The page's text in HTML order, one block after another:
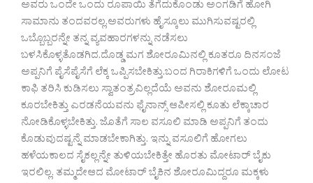
ಅವರು ಒಂದೇ ಒಂದು ರೂಪಾಯಿ ತೆಗೆದುಕೊಂಡು ಅಂಗಡಿಗೆ ಹೋಗಿ
ಸಾಮಾನು ತಂದವರಲ್ಲ.ಅವರುಗಳು ಹೈಸ್ಕೂಲು ಮುಗಿಸುವಷ್ಟರಲ್ಲಿ
ಒಬ್ಬೊಬ್ಬರನ್ನೇ ತನ್ನ ವ್ಯವಹಾರಗಳನ್ನು ನಡೆಸಲು
ಬಳಸಿಕೊಳ್ಳತೊಡಗಿದ.ದೊಡ್ಡ ಮಗ ಶೋರೂಮಿನಲ್ಲಿ ಕೂತರೂ ದಿನಸಂಜೆ
ಅಪ್ಪನಿಗೆ ಪೈಸೆಪೈಸೆಗೆ ಲೆಕ್ಕ ಒಪ್ಪಿಸಬೇಕಿತ್ತು.ಬಂದ ಗಿರಾಕಿಗಳಿಗೆ ಒಂದು ಲೋಟ
ಕಾಫಿ ತರಿಸಿ ಕುಡಿಸಲು ಸ್ವಾತಂತ್ರವಿಲ್ಲದೆಯೆ ಅವನು ಶೋರೂಮಲ್ಲಿ
ಕೂರಬೇಕಿತ್ತು ಎರಡನೆಯವನು ಫೈನಾನ್ಸ್ ಆಪೀಸಲ್ಲಿ ಕೂತು ಲೆಕ್ಕಾಚಾರ
ನೋಡಿಕೊಳ್ಳಬೇಕಿತ್ತು. ಜೊತೆಗೆ ಸಾಲ ವಸೂಲಿ ಮಾಡಿ ಅಪ್ಪನಿಗೆ ತಂದು
ಕೊಡುವುದಷ್ಟನ್ನೆ ಮಾಡಬೇಕಾಗಿತ್ತು. ಇನ್ನು ವಸೂಲಿಗೆ ಹೋಗಲು
ಹಳೆಯಕಾಲದ ಸೈಕಲ್ಲನ್ನೇ ತುಳಿಯಬೇಕಿತ್ತೇ ಹೊರತು ಮೋಟಾರ್ ಬೈಕು
ಇರಲಿಲ್ಲ. ತಮ್ಮದೇಆದ ಮೋಟಾರ್ ಬೈಕಿನ ಶೋರೂಮಿದ್ದರೂ ಮಕ್ಕಳು